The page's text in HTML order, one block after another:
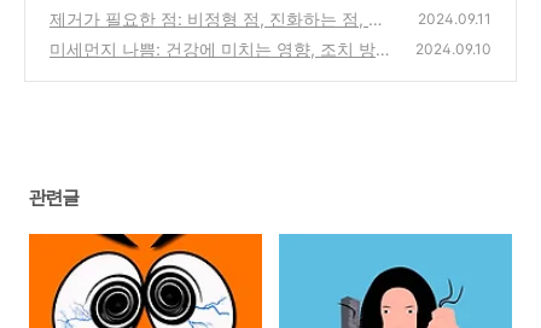
과 후각의 상실
(1)
제거가 필요한 점: 비정형 점, 진화하는 점, 불
규칙한 테두리의 점
(0)
2024.09.11
미세먼지 나쁨: 건강에 미치는 영향, 조치 방
2024.09.10
관련글